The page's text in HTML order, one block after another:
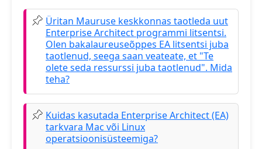
Üritan Mauruse keskkonnas taotleda uut
Enterprise Architect programmi litsentsi.
Olen bakalaureuseõppes EA litsentsi juba
taotlenud, seega saan veateate, et "Te
olete seda ressurssi juba taotlenud". Mida
teha?
Kuidas kasutada Enterprise Architect (EA)
tarkvara Mac või Linux
operatsioonisüsteemiga?